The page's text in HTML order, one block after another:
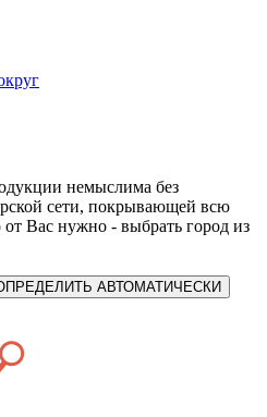
немыслима без
сети, покрывающей всю
от Вас нужно - выбрать город из
АВТОМАТИЧЕСКИ